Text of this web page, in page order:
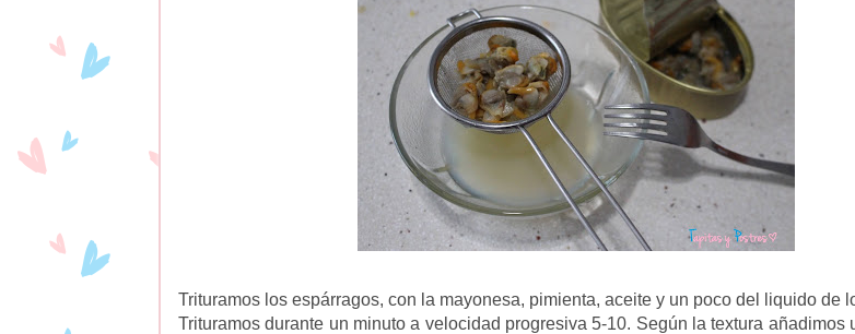
Trituramos los espárragos, con la mayonesa, pimienta, aceite y un poco del liquido de
Trituramos durante un minuto a velocidad progresiva 5-10. Según la textura añadimos